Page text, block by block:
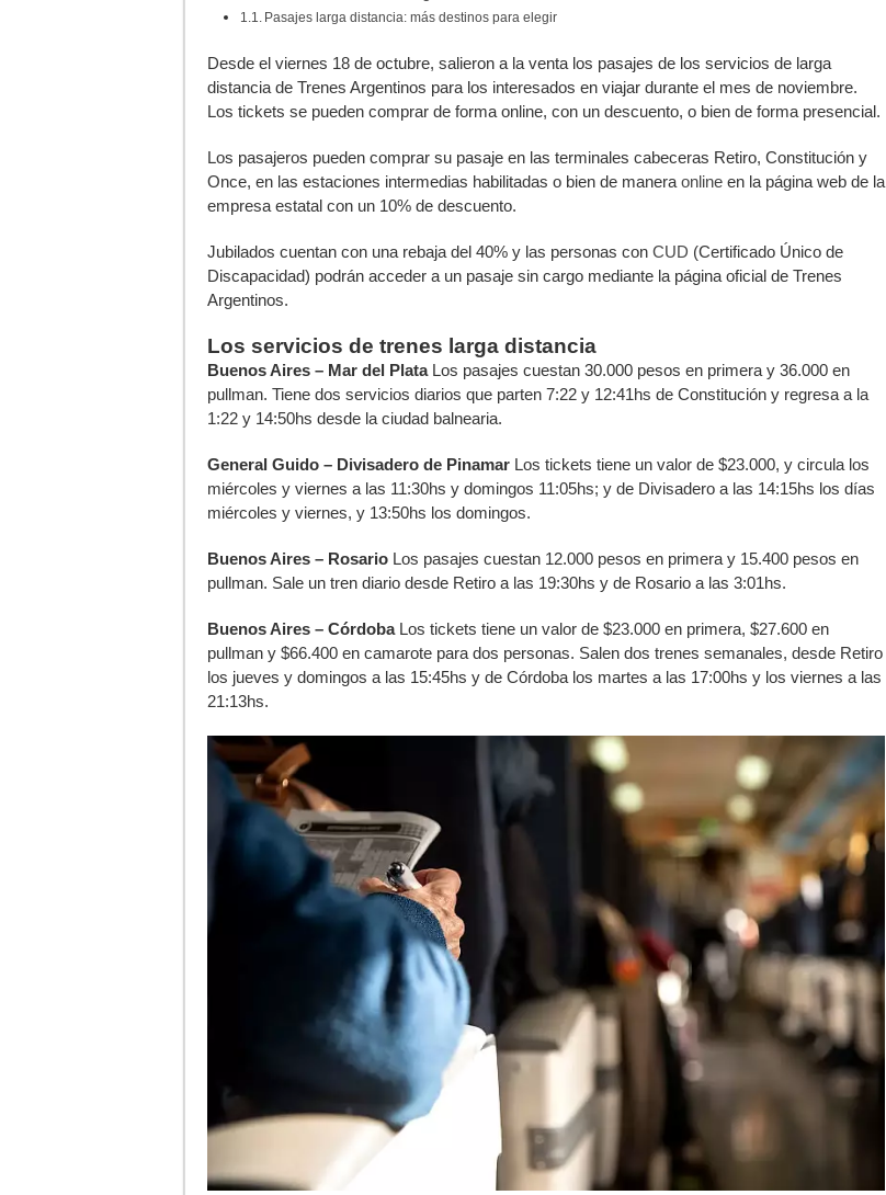
Pasajes larga distancia: más destinos para elegir
Desde el viernes 18 de octubre, salieron a la venta los pasajes de los servicios de larga
distancia de Trenes Argentinos para los interesados en viajar durante el mes de noviembre.
Los tickets se pueden comprar de forma online, con un descuento, o bien de forma presencial.
Los pasajeros pueden comprar su pasaje en las terminales cabeceras Retiro, Constitución y
Once, en las estaciones intermedias habilitadas o bien de manera online en la página web de la
empresa estatal con un 10% de descuento.
Jubilados cuentan con una rebaja del 40% y las personas con CUD (Certificado Único de
Discapacidad) podrán acceder a un pasaje sin cargo mediante la página oficial de Trenes
Argentinos.
Los servicios de trenes larga distancia
Buenos Aires – Mar del PlataLos pasajes cuestan 30.000 pesos en primera y 36.000 en
pullman. Tiene dos servicios diarios que parten 7:22 y 12:41hs de Constitución y regresa a la
1:22 y 14:50hs desde la ciudad balnearia.
General Guido – Divisadero de Pinamar Los tickets tiene un valor de $23.000, y circula los
miércoles y viernes a las 11:30hs y domingos 11:05hs; y de Divisadero a las 14:15hs los días
miércoles y viernes, y 13:50hs los domingos.
Buenos Aires – Rosario Los pasajes cuestan 12.000 pesos en primera y 15.400 pesos en
pullman. Sale un tren diario desde Retiro a las 19:30hs y de Rosario a las 3:01hs.
Buenos Aires – CórdobaLos tickets tiene un valor de $23.000 en primera, $27.600 en
pullman y $66.400 en camarote para dos personas. Salen dos trenes semanales, desde Retiro
los jueves y domingos a las 15:45hs y de Córdoba los martes a las 17:00hs y los viernes a las
21:13hs.